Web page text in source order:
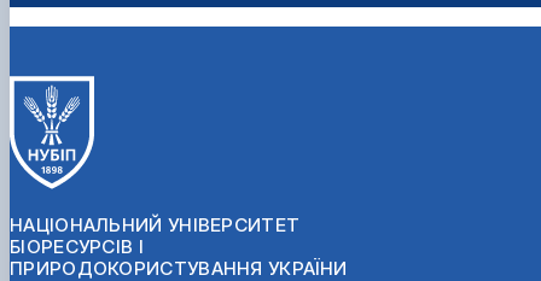
НАЦІОНАЛЬНИЙ УНІВЕРСИТЕТ
БІОРЕСУРСІВ І
ПРИРОДОКОРИСТУВАННЯ УКРАЇНИ